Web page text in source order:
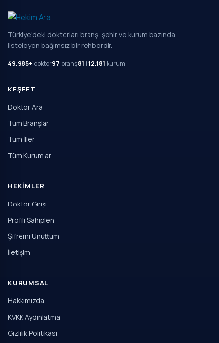
Türkiye'deki doktorları branş, şehir ve kurum bazında
listeleyen bağımsız bir rehberdir.
49.985+ doktor97 branş81 il12.181 kurum
KEŞFET
Doktor Ara
Tüm Branşlar
Tüm İller
Tüm Kurumlar
HEKIMLER
Doktor Girişi
Profili Sahiplen
Şifremi Unuttum
İletişim
KURUMSAL
Hakkımızda
KVKK Aydınlatma
Gizlilik Politikası